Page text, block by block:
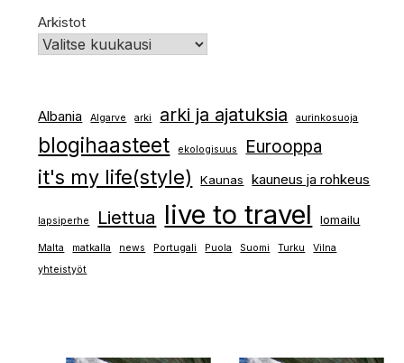
Arkistot
Albania Algarve arki arki ja ajatuksia aurinkosuoja
blogihaasteet ekologisuus Eurooppa
it's my life(style) Kaunas kauneus ja rohkeus
lapsiperhe Liettua live to travel lomailu
Malta matkalla news Portugali Puola Suomi Turku
Vilna
yhteistyöt